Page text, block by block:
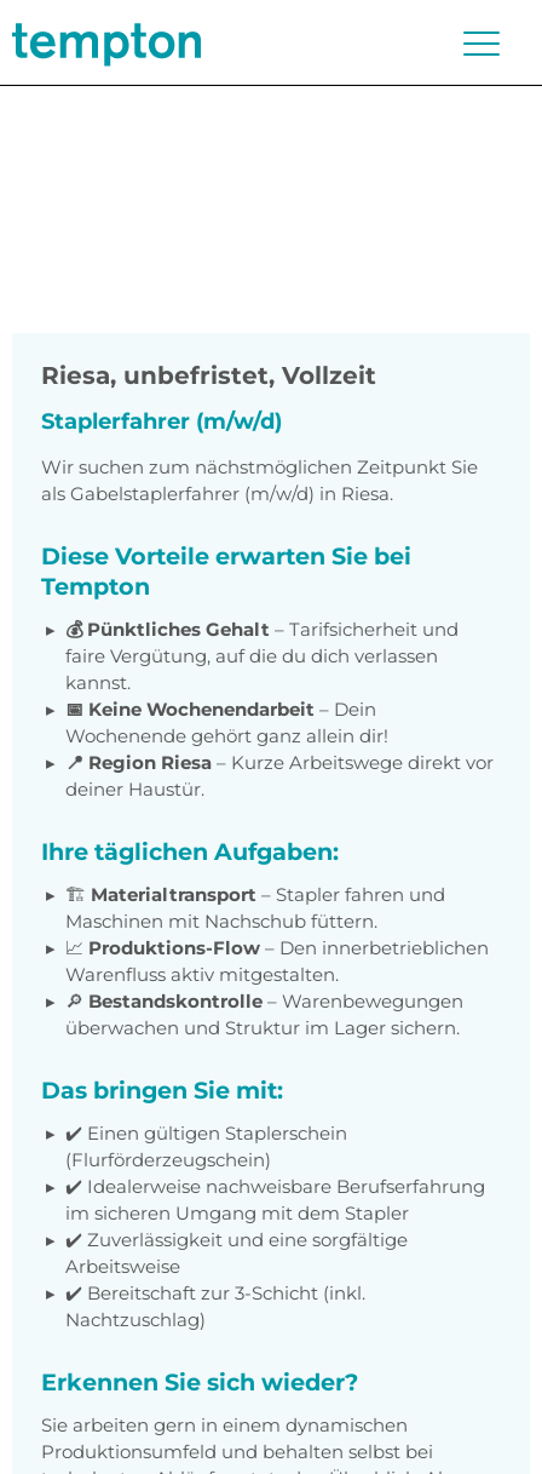
Riesa, unbefristet, Vollzeit
Staplerfahrer (m/w/d)
Wir suchen zum nächstmöglichen Zeitpunkt Sie
als Gabelstaplerfahrer (m/w/d) in Riesa.
Diese Vorteile erwarten Sie bei
Tempton
💰 Pünktliches Gehalt – Tarifsicherheit und
faire Vergütung, auf die du dich verlassen
kannst.
📅 Keine Wochenendarbeit – Dein
Wochenende gehört ganz allein dir!
📍 Region Riesa – Kurze Arbeitswege direkt vor
deiner Haustür.
Ihre täglichen Aufgaben:
🏗️ Materialtransport – Stapler fahren und
Maschinen mit Nachschub füttern.
📈 Produktions-Flow – Den innerbetrieblichen
Warenfluss aktiv mitgestalten.
🔎 Bestandskontrolle – Warenbewegungen
überwachen und Struktur im Lager sichern.
Das bringen Sie mit:
✔️ Einen gültigen Staplerschein
(Flurförderzeugschein)
✔️ Idealerweise nachweisbare Berufserfahrung
im sicheren Umgang mit dem Stapler
✔️ Zuverlässigkeit und eine sorgfältige
Arbeitsweise
✔️ Bereitschaft zur 3-Schicht (inkl.
Nachtzuschlag)
Erkennen Sie sich wieder?
Sie arbeiten gern in einem dynamischen
Produktionsumfeld und behalten selbst bei